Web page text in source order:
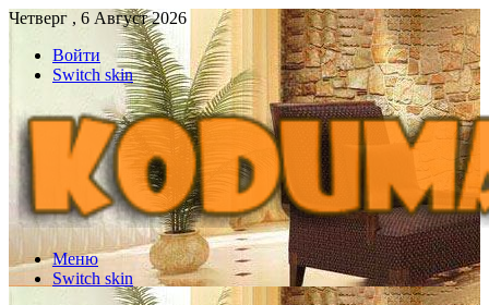
Четверг , 6 Август 2026
Войти
Switch skin
Меню
Switch skin